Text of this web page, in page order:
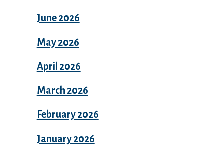
June 2026
May 2026
April 2026
March 2026
February 2026
January 2026